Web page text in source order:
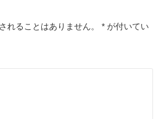
れることはありません。 * が付いてい